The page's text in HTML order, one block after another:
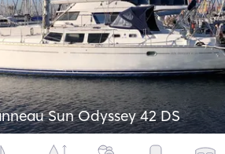
Sun Odyssey 42 DS